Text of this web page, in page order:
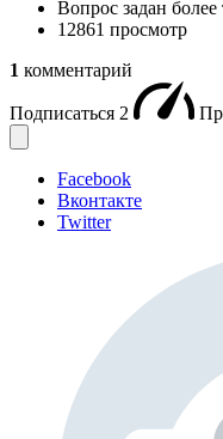
Вопрос задан более
12861 просмотр
1 комментарий
Подписаться 2
Facebook
Вконтакте
Twitter